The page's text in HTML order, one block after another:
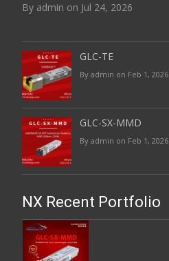
By admin on Jul 24, 2026
GLC-TE
By admin on Feb 1, 2026
GLC-SX-MMD
By admin on Feb 1, 2026
NX Recent Portfolio